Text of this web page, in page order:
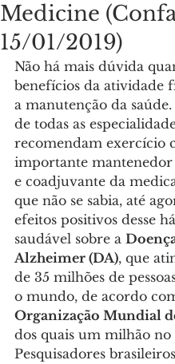
Medicine
15/01/2019)
Não há mais dúvida
benefícios da atividade
a manutenção da
de todas as
recomendam exercício
importante mantenedor
e coadjuvante da
que não se sabia, até
efeitos positivos desse
saudável sobre a
Alzheimer (DA), que
de 35 milhões de
o mundo, de acordo
Organização Mundial
dos quais um milhão no
Pesquisadores